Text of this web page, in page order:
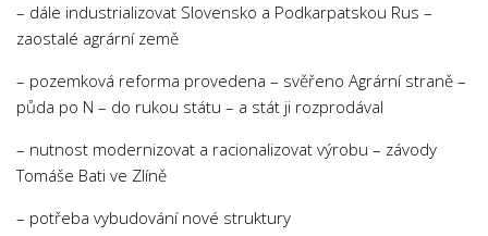
Jazyky
Marketing
Němčina
Občanská nauka
Pedagogika
– dále industrializovat Slovensko a Podkarpatskou Rus –
zaostalé agrární země
– pozemková reforma provedena – svěřeno Agrární straně –
půda po N – do rukou státu – a stát ji rozprodával
– nutnost modernizovat a racionalizovat výrobu – závody
Tomáše Bati ve Zlíně
– potřeba vybudování nové struktury